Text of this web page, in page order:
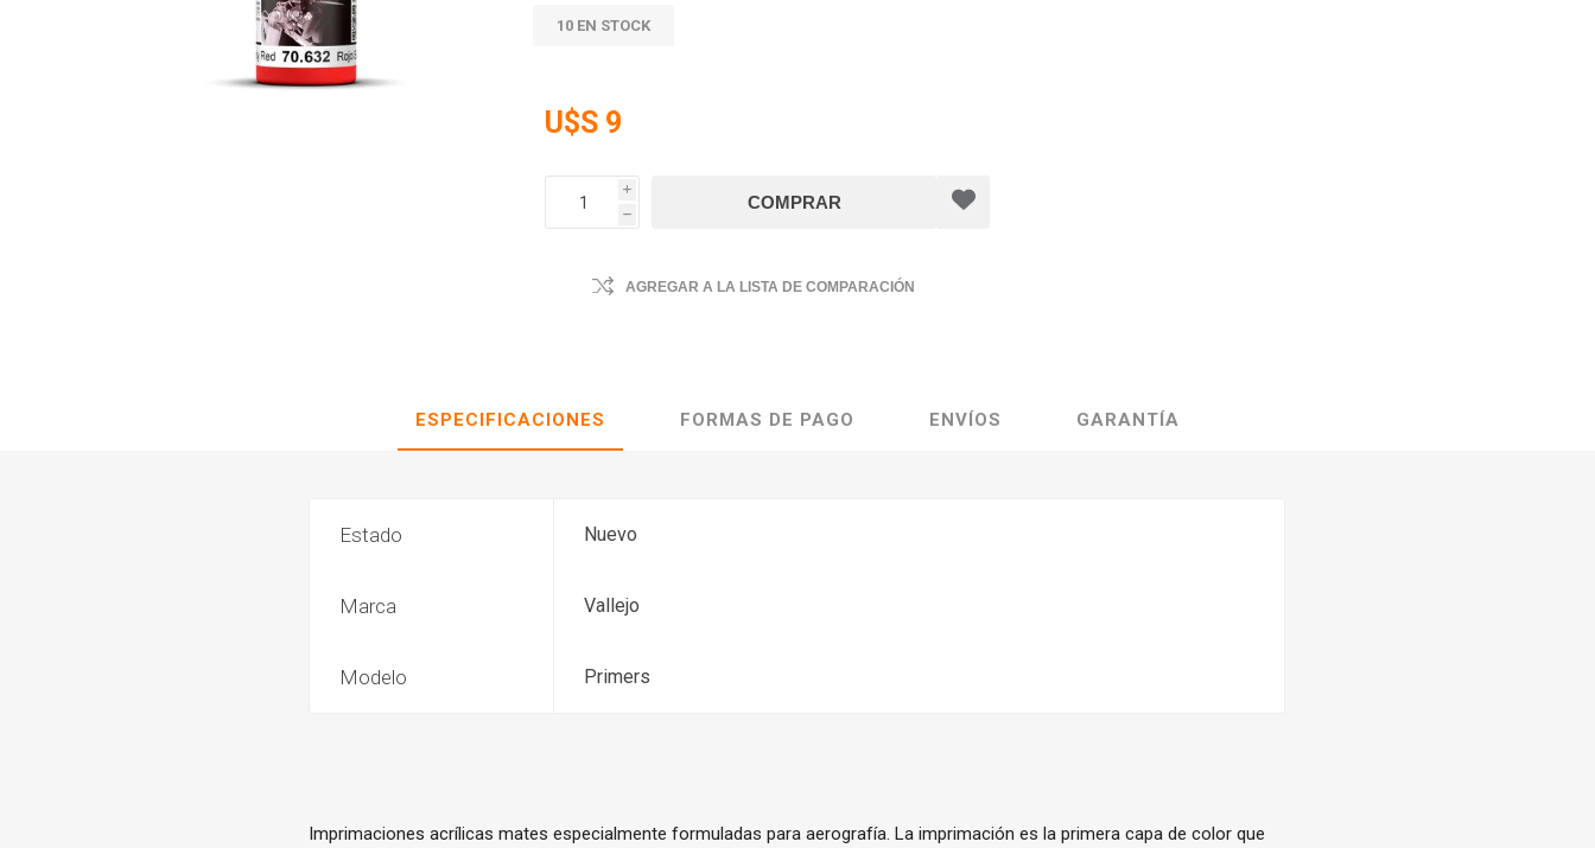
10 EN STOCK
U$S 9
i
h
AGREGAR A LA LISTA DE COMPARACIÓN
ESPECIFICACIONES FORMAS DE PAGO ENVÍOS GARANTÍA
Estado Nuevo
Marca Vallejo
Modelo Primers
Imprimaciones acrílicas mates especialmente formuladas para aerografía. La imprimación es la primera capa de color que